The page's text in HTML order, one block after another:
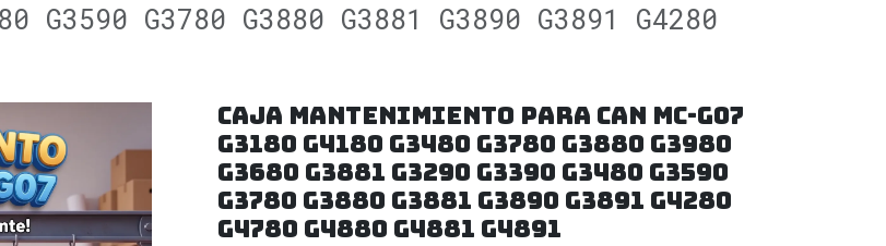
G3590 G3780 G3880 G3881 G3890 G3891 G4280
Caja Mantenimiento para Can mc-g07
G3180 G4180 G3480 G3780 G3880 G3980
G3680 G3881 G3290 G3390 G3480 G3590
G3780 G3880 G3881 G3890 G3891 G4280
G4780 G4880 G4881 G4891